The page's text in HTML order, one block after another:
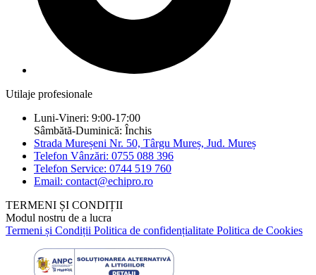
Utilaje profesionale
Luni-Vineri: 9:00-17:00
Sâmbătă-Duminică: Închis
Strada Mureșeni Nr. 50, Târgu Mureș, Jud. Mureș
Telefon Vânzări: 0755 088 396
Telefon Service: 0744 519 760
Email: contact@echipro.ro
TERMENI ȘI CONDIȚII
Modul nostru de a lucra
Termeni și Condiții Politica de confidențialitate Politica de Cookies